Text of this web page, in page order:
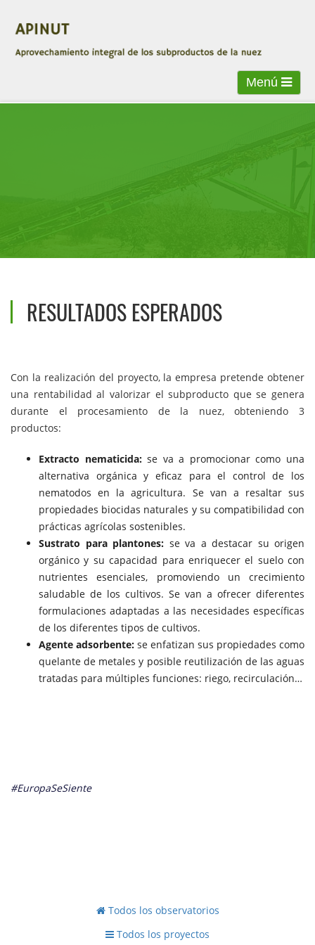
Menú
RESULTADOS ESPERADOS
Con la realización del proyecto, la empresa pretende obtener
una rentabilidad al valorizar el subproducto que se genera
durante el procesamiento de la nuez, obteniendo 3
productos:
Extracto nematicida:se va a promocionar como una
alternativa orgánica y eficaz para el control de los
nematodos en la agricultura. Se van a resaltar sus
propiedades biocidas naturales y su compatibilidad con
prácticas agrícolas sostenibles.
Sustrato para plantones: se va a destacar su origen
orgánico y su capacidad para enriquecer el suelo con
nutrientes esenciales, promoviendo un crecimiento
saludable de los cultivos. Se van a ofrecer diferentes
formulaciones adaptadas a las necesidades específicas
de los diferentes tipos de cultivos.
Agente adsorbente: se enfatizan sus propiedades como
quelante de metales y posible reutilización de las aguas
tratadas para múltiples funciones: riego, recirculación…
#EuropaSeSiente
Todos los observatorios
Todos los proyectos